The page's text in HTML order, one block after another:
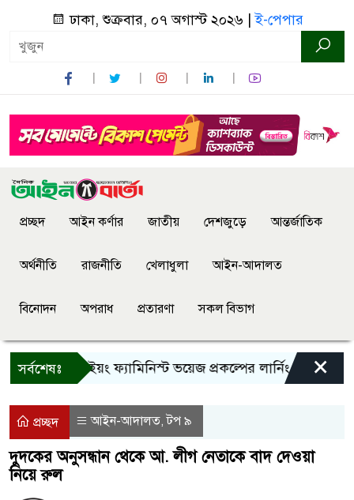
ঢাকা, শুক্রবার, ০৭ অগাস্ট ২০২৬ |ই-পেপার
প্রচ্ছদ আইন কর্ণার জাতীয় দেশজুড়ে আন্তর্জাতিক
অর্থনীতি রাজনীতি খেলাধুলা আইন-আদালত
বিনোদন অপরাধ প্রতারণা সকল বিভাগ
সর্বশেষঃ
বান্দরবানে ইয়ং ফ্যামিনিস্ট ভয়েজ প্রকল্পের লার্নিং শেয়ারিং
×
প্রচ্ছদ আইন-আদালত,টপ ৯
দুদকের অনুসন্ধান থেকে আ. লীগ নেতাকে বাদ দেওয়া
নিয়ে রুল